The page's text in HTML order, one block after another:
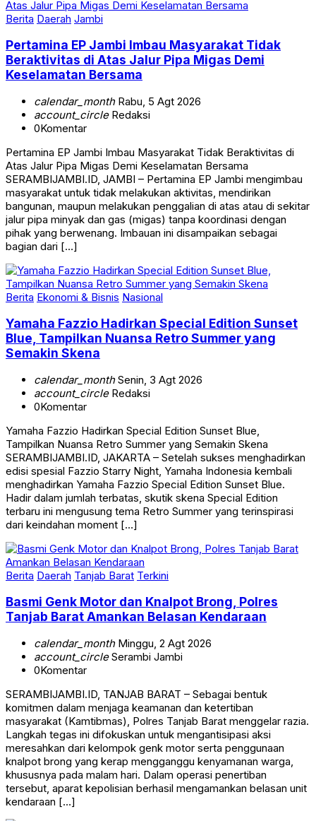
Berita Daerah Jambi
Pertamina EP Jambi Imbau Masyarakat Tidak
Beraktivitas di Atas Jalur Pipa Migas Demi
Keselamatan Bersama
calendar_monthRabu, 5 Agt 2026
account_circleRedaksi
0Komentar
Pertamina EP Jambi Imbau Masyarakat Tidak Beraktivitas di
Atas Jalur Pipa Migas Demi Keselamatan Bersama
SERAMBIJAMBI.ID, JAMBI – Pertamina EP Jambi mengimbau
masyarakat untuk tidak melakukan aktivitas, mendirikan
bangunan, maupun melakukan penggalian di atas atau di sekitar
jalur pipa minyak dan gas (migas) tanpa koordinasi dengan
pihak yang berwenang. Imbauan ini disampaikan sebagai
bagian dari […]
Berita Ekonomi & Bisnis Nasional
Yamaha Fazzio Hadirkan Special Edition Sunset
Blue, Tampilkan Nuansa Retro Summer yang
Semakin Skena
calendar_monthSenin, 3 Agt 2026
account_circleRedaksi
0Komentar
Yamaha Fazzio Hadirkan Special Edition Sunset Blue,
Tampilkan Nuansa Retro Summer yang Semakin Skena
SERAMBIJAMBI.ID, JAKARTA – Setelah sukses menghadirkan
edisi spesial Fazzio Starry Night, Yamaha Indonesia kembali
menghadirkan Yamaha Fazzio Special Edition Sunset Blue.
Hadir dalam jumlah terbatas, skutik skena Special Edition
terbaru ini mengusung tema Retro Summer yang terinspirasi
dari keindahan moment […]
Berita Daerah Tanjab Barat Terkini
Basmi Genk Motor dan Knalpot Brong, Polres
Tanjab Barat Amankan Belasan Kendaraan
calendar_monthMinggu, 2 Agt 2026
account_circleSerambi Jambi
0Komentar
SERAMBIJAMBI.ID, TANJAB BARAT – Sebagai bentuk
komitmen dalam menjaga keamanan dan ketertiban
masyarakat (Kamtibmas), Polres Tanjab Barat menggelar razia.
Langkah tegas ini difokuskan untuk mengantisipasi aksi
meresahkan dari kelompok genk motor serta penggunaan
knalpot brong yang kerap mengganggu kenyamanan warga,
khususnya pada malam hari. Dalam operasi penertiban
tersebut, aparat kepolisian berhasil mengamankan belasan unit
kendaraan […]